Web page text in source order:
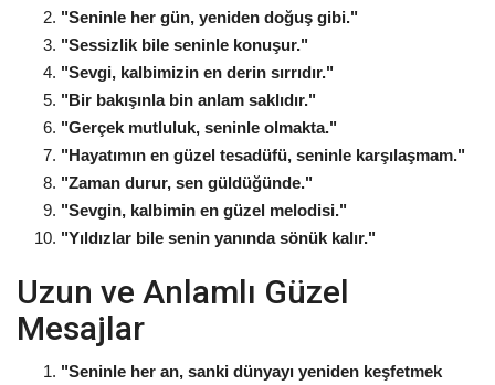
"Seninle her gün, yeniden doğuş gibi."
"Sessizlik bile seninle konuşur."
"Sevgi, kalbimizin en derin sırrıdır."
"Bir bakışınla bin anlam saklıdır."
"Gerçek mutluluk, seninle olmakta."
"Hayatımın en güzel tesadüfü, seninle karşılaşmam."
"Zaman durur, sen güldüğünde."
"Sevgin, kalbimin en güzel melodisi."
"Yıldızlar bile senin yanında sönük kalır."
Uzun ve Anlamlı Güzel
Mesajlar
"Seninle her an, sanki dünyayı yeniden keşfetmek